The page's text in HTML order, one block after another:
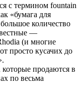
с термином fountain
«бумага для
количество
—
(и многие
просто кусачих до
продаются в
по весьма